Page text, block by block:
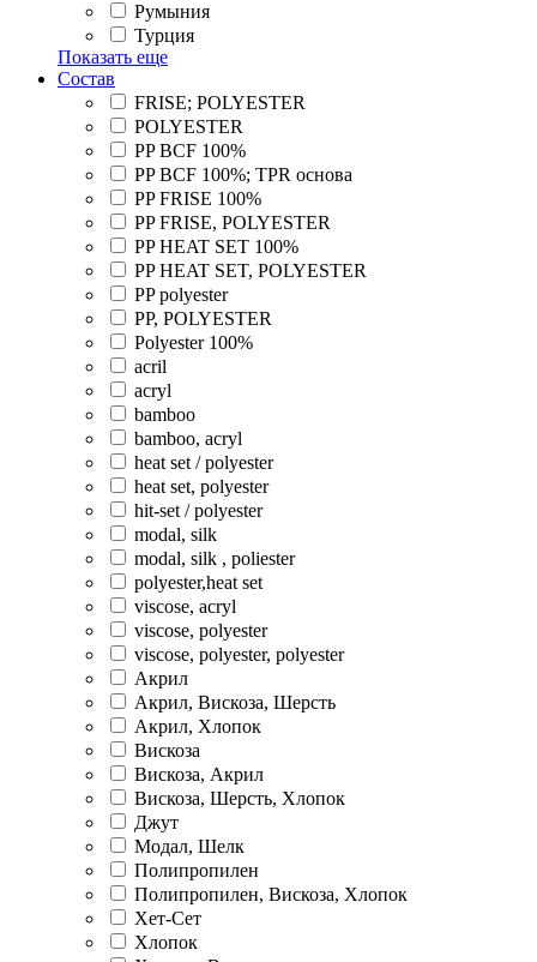
Румыния
Турция
Показать еще
Состав
FRISE; POLYESTER
POLYESTER
PP BCF 100%
PP BCF 100%; TPR основа
PP FRISE 100%
PP FRISE, POLYESTER
PP HEAT SET 100%
PP HEAT SET, POLYESTER
PP polyester
PP, POLYESTER
Polyester 100%
acril
acryl
bamboo
bamboo, acryl
heat set / polyester
heat set, polyester
hit-set / polyester
modal, silk
modal, silk , poliester
polyester,heat set
viscose, acryl
viscose, polyester
viscose, polyester, polyester
Акрил
Акрил, Вискоза, Шерсть
Акрил, Хлопок
Вискоза
Вискоза, Акрил
Вискоза, Шерсть, Хлопок
Джут
Модал, Шелк
Полипропилен
Полипропилен, Вискоза, Хлопок
Хет-Сет
Хлопок